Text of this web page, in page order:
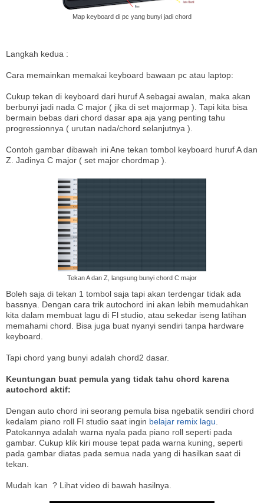
Map keyboard di pc yang bunyi jadi chord
Langkah kedua :
Cara memainkan memakai keyboard bawaan pc atau laptop:
Cukup tekan di keyboard dari huruf A sebagai awalan, maka akan
berbunyi jadi nada C major ( jika di set majormap ). Tapi kita bisa
bermain bebas dari chord dasar apa aja yang penting tahu
progressionnya ( urutan nada/chord selanjutnya ).
Contoh gambar dibawah ini Ane tekan tombol keyboard huruf A dan
Z. Jadinya C major ( set major chordmap ).
Tekan A dan Z, langsung bunyi chord C major
Boleh saja di tekan 1 tombol saja tapi akan terdengar tidak ada
bassnya. Dengan cara trik autochord ini akan lebih memudahkan
kita dalam membuat lagu di Fl studio, atau sekedar iseng latihan
memahami chord. Bisa juga buat nyanyi sendiri tanpa hardware
keyboard.
Tapi chord yang bunyi adalah chord2 dasar.
Keuntungan buat pemula yang tidak tahu chord karena
autochord aktif:
Dengan auto chord ini seorang pemula bisa ngebatik sendiri chord
kedalam piano roll Fl studio saat ingin belajar remix lagu
Patokannya adalah warna nyala pada piano roll seperti pada
gambar. Cukup klik kiri mouse tepat pada warna kuning, seperti
pada gambar diatas pada semua nada yang di hasilkan saat di
tekan.
Mudah kan ? Lihat video di bawah hasilnya.